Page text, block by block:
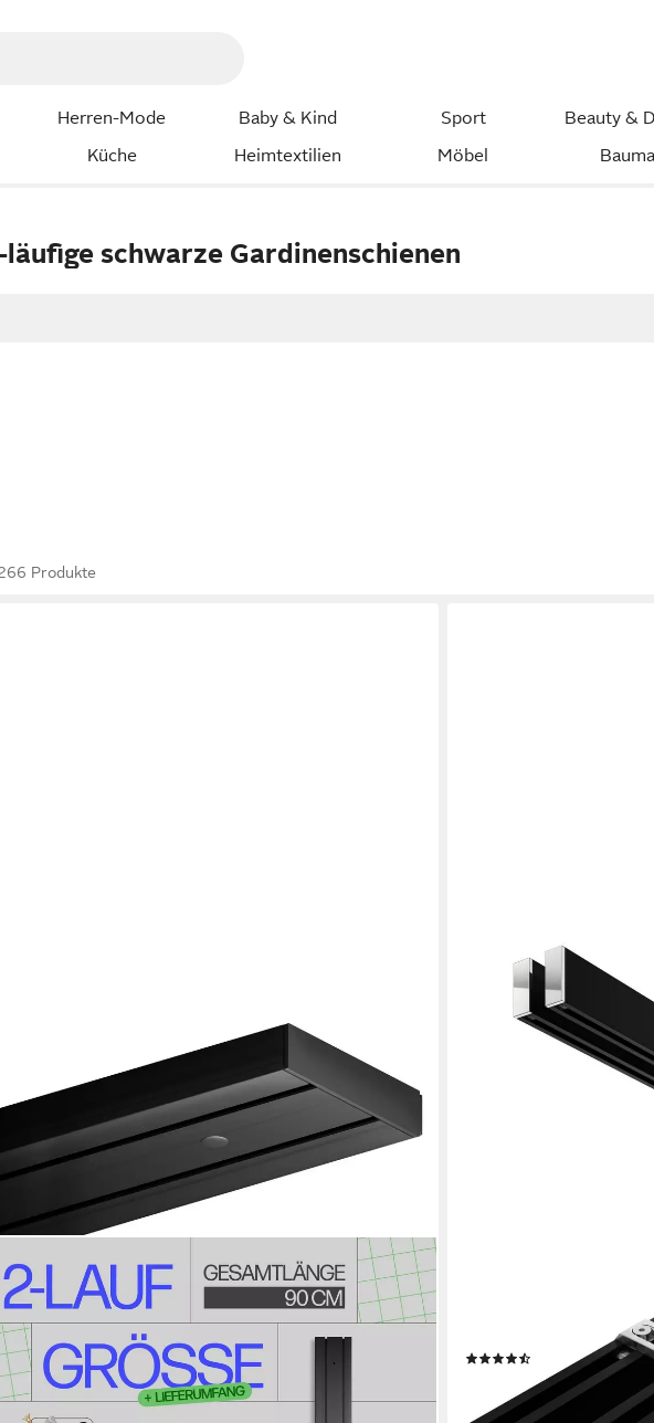
Herren-Mode Baby & Kind Sport Beauty &
Küche Heimtextilien Möbel
läufige schwarze Gardinenschienen
Produkte
Innenlaufschiene
Deckenträger,
ab 90,10 €
lieferbar - in 3-4 Werktagen